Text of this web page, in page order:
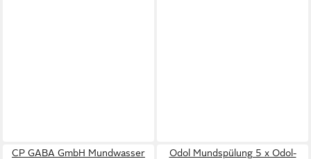
CP GABA GmbH Mundwasser
Odol Mundspülung 5 x Odol-